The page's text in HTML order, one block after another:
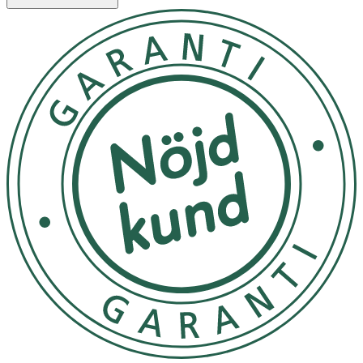
- SPF 50+ med fysikaliska filter
- För både vuxna och barn
- Lätt formula som inte kladdar eller lämnar vita spår
- Med hyaluronsyra, aloe vera och bisabolol
- Dermatologiskt testad och lämplig för känslig hud
Användning
- Applicera jämnt och generöst före solexponering.
- Återapplicera varannan timme samt efter bad, svettning
eller handdukstorkning.
- Undvik kontakt med ögonen.
- Utsätt inte små barn för direkt solljus.